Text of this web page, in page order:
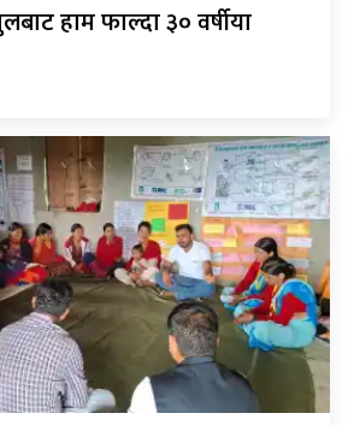
हाम फाल्दा ३० वर्षीया